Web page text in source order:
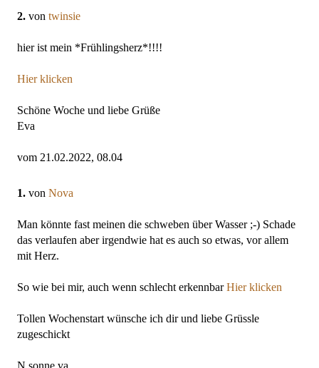
2. von twinsie
hier ist mein *Frühlingsherz*!!!!
Hier klicken
Schöne Woche und liebe Grüße
Eva
vom 21.02.2022, 08.04
1. von Nova
Man könnte fast meinen die schweben über Wasser ;-) Schade
das verlaufen aber irgendwie hat es auch so etwas, vor allem
mit Herz.
So wie bei mir, auch wenn schlecht erkennbarHier klicken
Tollen Wochenstart wünsche ich dir und liebe Grüssle
zugeschickt
N sonne va